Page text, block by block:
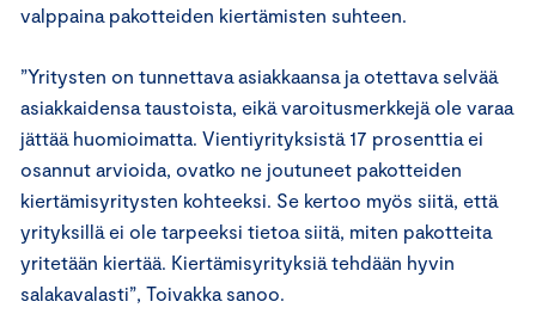
valppaina pakotteiden kiertämisten suhteen.
”Yritysten on tunnettava asiakkaansa ja otettava selvää
asiakkaidensa taustoista, eikä varoitusmerkkejä ole varaa
jättää huomioimatta. Vientiyrityksistä 17 prosenttia ei
osannut arvioida, ovatko ne joutuneet pakotteiden
kiertämisyritysten kohteeksi. Se kertoo myös siitä, että
yrityksillä ei ole tarpeeksi tietoa siitä, miten pakotteita
yritetään kiertää. Kiertämisyrityksiä tehdään hyvin
salakavalasti”, Toivakka sanoo.